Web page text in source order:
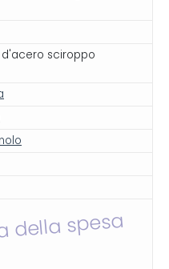
sciroppo
spesa